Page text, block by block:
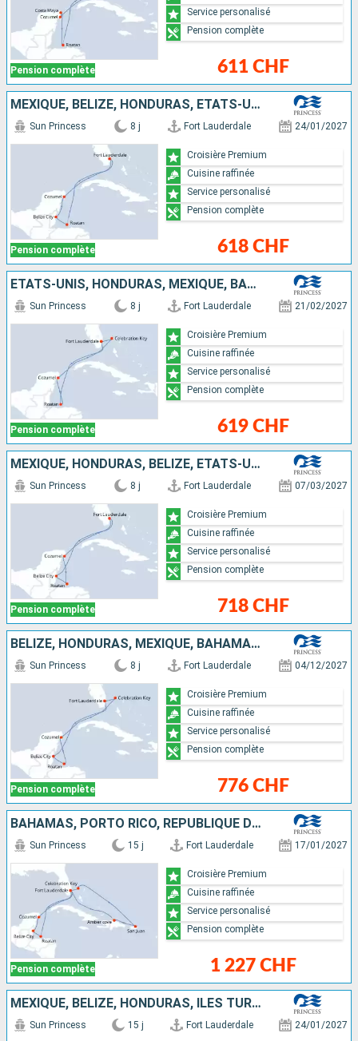
Pension complète 611 CHF
Service personalisé
Pension complète
MEXIQUE, BELIZE, HONDURAS, ÉTATS-UNIS
Pension complète
Sun Princess 8 j Fort Lauderdale 24/01/2027
618 CHF
Croisière Premium
Cuisine raffinée
Service personalisé
Pension complète
ÉTATS-UNIS, HONDURAS, MEXIQUE, BAHAMAS
Pension complète
Sun Princess 8 j Fort Lauderdale 21/02/2027
619 CHF
Croisière Premium
Cuisine raffinée
Service personalisé
Pension complète
MEXIQUE, HONDURAS, BELIZE, ÉTATS-UNIS
Pension complète
Sun Princess 8 j Fort Lauderdale 07/03/2027
718 CHF
Croisière Premium
Cuisine raffinée
Service personalisé
Pension complète
BELIZE, HONDURAS, MEXIQUE, BAHAMAS, ÉTATS-UNIS
Pension complète
Sun Princess 8 j Fort Lauderdale 04/12/2027
776 CHF
Croisière Premium
Cuisine raffinée
Service personalisé
Pension complète
BAHAMAS, PORTO RICO, RÉPUBLIQUE DOMINICAINE, ÉTATS-UNIS, MEXIQUE, BELIZE, HONDURAS
Pension complète
Sun Princess 15 j Fort Lauderdale 17/01/2027
1 227 CHF
Croisière Premium
Cuisine raffinée
Service personalisé
Pension complète
MEXIQUE, BELIZE, HONDURAS, ÎLES TURQUES-ET-CAÏQUES, PORTO RICO, RÉPUBLIQUE DOMINICAINE, ÉTATS-UNIS
Sun Princess 15 j Fort Lauderdale 24/01/2027